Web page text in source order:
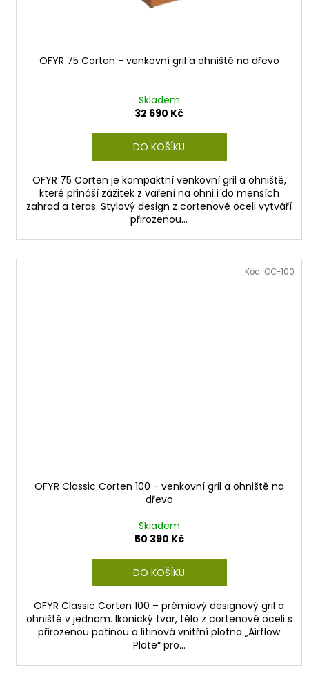
OFYR 75 Corten - venkovní gril a ohniště na dřevo
Skladem
32 690 Kč
DO KOŠÍKU
OFYR 75 Corten je kompaktní venkovní gril a ohniště,
které přináší zážitek z vaření na ohni i do menších
zahrad a teras. Stylový design z cortenové oceli vytváří
přirozenou...
OFYR Classic Corten 100 - venkovní gril a ohniště na
dřevo
Skladem
50 390 Kč
DO KOŠÍKU
OFYR Classic Corten 100 – prémiový designový gril a
ohniště v jednom. Ikonický tvar, tělo z cortenové oceli s
přirozenou patinou a litinová vnitřní plotna „Airflow
Plate“ pro...
Kód: OC-100